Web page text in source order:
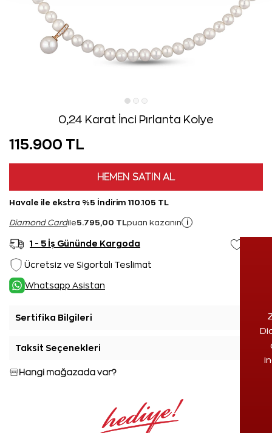
0,24 Karat İnci Pırlanta Kolye
115.900 TL
HEMEN SATIN AL
Havale ile ekstra %5 İndirim 110.105 TL
Diamond Cardile5.795,00 TL puan kazanın i
1 - 5 İş Gününde Kargoda
Ücretsiz ve Sigortalı Teslimat
Whatsapp Asistan
Sertifika Bilgileri
Taksit Seçenekleri
Hangi mağazada var?